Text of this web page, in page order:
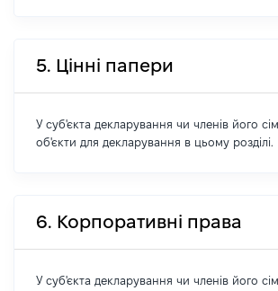
5. Цінні папери
У суб'єкта декларування чи членів його
об'єкти для декларування в цьому розділі.
6. Корпоративні права
У суб'єкта декларування чи членів його